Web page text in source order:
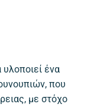
ένα
που
με στόχο